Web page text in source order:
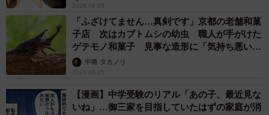
2026.08.05
「ふざけてません…真剣です」京都の老舗和菓
子店 次はカブトムシの幼虫 職人が手がけた
ゲテモノ和菓子 見事な造形に「気持ち悪いく
らいリアル」
中将 タカノリ
2026.08.05
【漫画】中学受験のリアル「あの子、最近見な
いね」…御三家を目指していたはずの家庭が消